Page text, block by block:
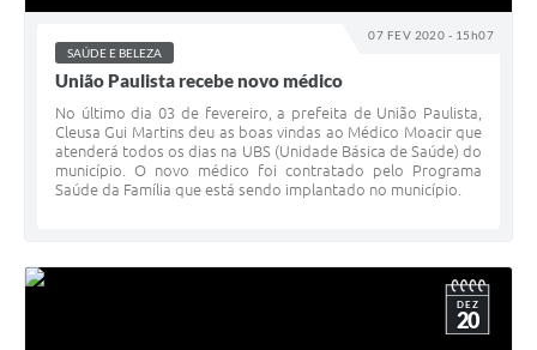
07 FEV 2020 - 15h07
SAÚDE E BELEZA
União Paulista recebe novo médico
No último dia 03 de fevereiro, a prefeita de União Paulista,
Cleusa Gui Martins deu as boas vindas ao Médico Moacir que
atenderá todos os dias na UBS (Unidade Básica de Saúde) do
município. O novo médico foi contratado pelo Programa
Saúde da Família que está sendo implantado no município.
DEZ
20